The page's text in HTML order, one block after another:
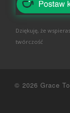
Dziękuję, że
twórczość
© 2026 Grace